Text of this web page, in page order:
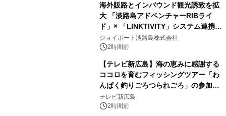
海外販路とインバウンド観光誘致を拡
大 「淡路島アドベンチャーRIBライ
ド」× 「LINKTIVITY」システム連携を
開始！
ジョイポート淡路島株式会社
2時間前
【テレビ新広島】海の恵みに感謝する
ココロを育むフィッシングツアー「わ
んぱく釣りごろつられごろ」の参加小
学生を募集
テレビ新広島
2時間前